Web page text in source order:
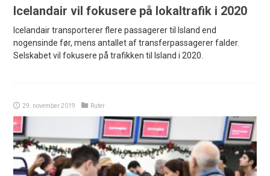
Icelandair vil fokusere på lokaltrafik i 2020
Icelandair transporterer flere passagerer til Island end
nogensinde før, mens antallet af transferpassagerer falder.
Selskabet vil fokusere på trafikken til Island i 2020.
29. november 2019 Ruter